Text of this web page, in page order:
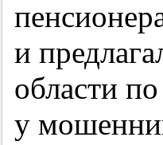
и
области
у